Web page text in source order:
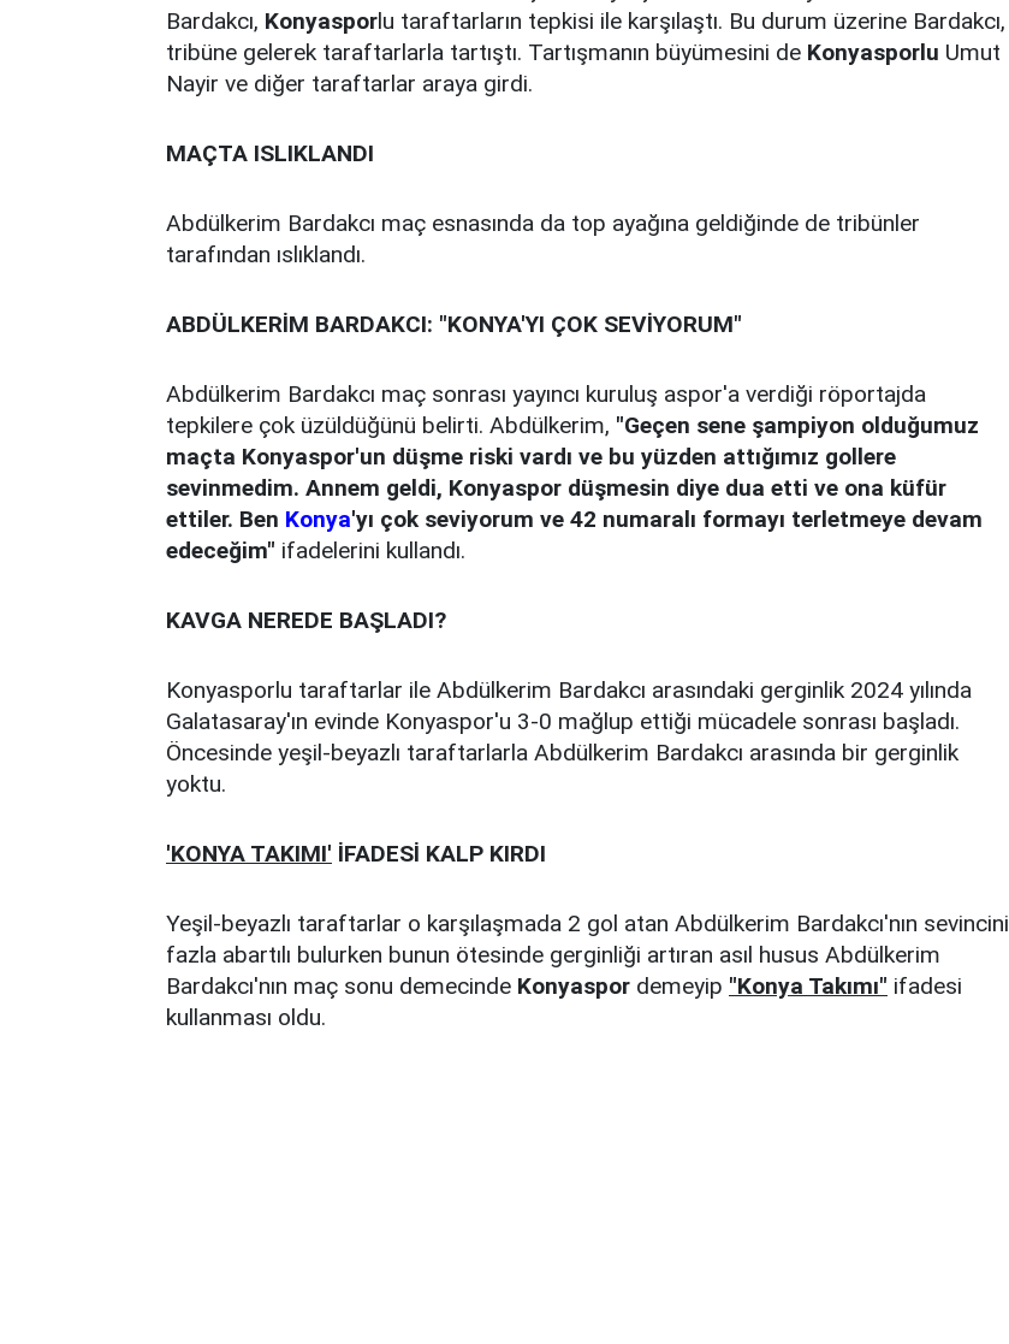
Bardakcı, Konyasporlu taraftarların tepkisi ile karşılaştı. Bu durum üzerine Bardakcı,
tribüne gelerek taraftarlarla tartıştı. Tartışmanın büyümesini de Konyasporlu Umut
Nayir ve diğer taraftarlar araya girdi.
MAÇTA ISLIKLANDI
Abdülkerim Bardakcı maç esnasında da top ayağına geldiğinde de tribünler
tarafından ıslıklandı.
ABDÜLKERİM BARDAKCI: "KONYA'YI ÇOK SEVİYORUM"
Abdülkerim Bardakcı maç sonrası yayıncı kuruluş aspor'a verdiği röportajda
tepkilere çok üzüldüğünü belirti. Abdülkerim, "Geçen sene şampiyon olduğumuz
maçta Konyaspor'un düşme riski vardı ve bu yüzden attığımız gollere
sevinmedim. Annem geldi, Konyaspor düşmesin diye dua etti ve ona küfür
ettiler. Ben Konya'yı çok seviyorum ve 42 numaralı formayı terletmeye devam
edeceğim" ifadelerini kullandı.
KAVGA NEREDE BAŞLADI?
Konyasporlu taraftarlar ile Abdülkerim Bardakcı arasındaki gerginlik 2024 yılında
Galatasaray'ın evinde Konyaspor'u 3-0 mağlup ettiği mücadele sonrası başladı.
Öncesinde yeşil-beyazlı taraftarlarla Abdülkerim Bardakcı arasında bir gerginlik
yoktu.
'KONYA TAKIMI' İFADESİ KALP KIRDI
Yeşil-beyazlı taraftarlar o karşılaşmada 2 gol atan Abdülkerim Bardakcı'nın sevincini
fazla abartılı bulurken bunun ötesinde gerginliği artıran asıl husus Abdülkerim
Bardakcı'nın maç sonu demecinde Konyaspor demeyip "Konya Takımı" ifadesi
kullanması oldu.